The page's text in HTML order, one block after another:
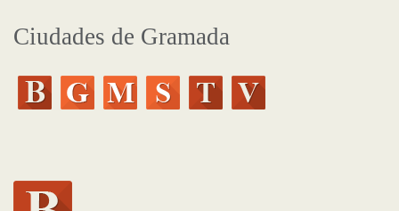
Ciudades de Gramada